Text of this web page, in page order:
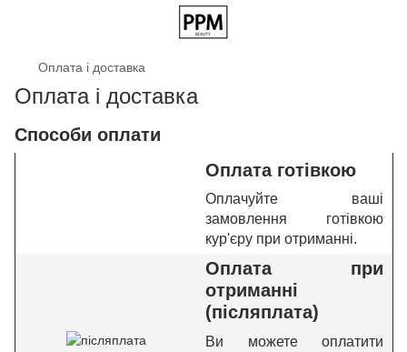
Оплата і доставка
Оплата і доставка
Способи оплати
Оплата готівкою
Оплачуйте ваші
замовлення готівкою
кур'єру при отриманні.
Оплата при
отриманні
(післяплата)
Ви можете оплатити